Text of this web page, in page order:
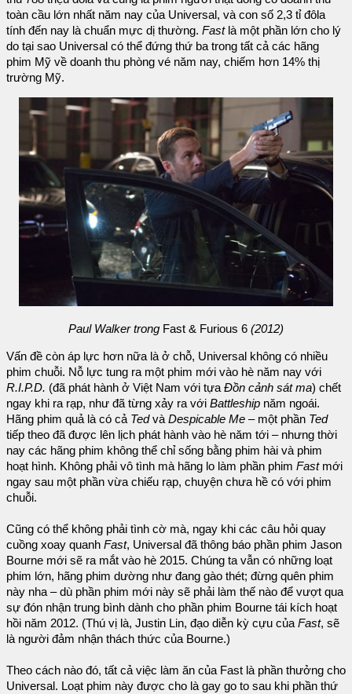
toàn cầu lớn nhất năm nay của Universal, và con số 2,3 tỉ đôla
tính đến nay là chuẩn mực dị thường. Fast là một phần lớn cho lý
do tại sao Universal có thể đứng thứ ba trong tất cả các hãng
phim Mỹ về doanh thu phòng vé năm nay, chiếm hơn 14% thị
trường Mỹ.
Paul Walker trong Fast & Furious 6 (2012)
Vấn đề còn áp lực hơn nữa là ở chỗ, Universal không có nhiều
phim chuỗi. Nỗ lực tung ra một phim mới vào hè năm nay với
R.I.P.D. (đã phát hành ở Việt Nam với tựa Đồn cảnh sát ma) chết
ngay khi ra rạp, như đã từng xảy ra với Battleship năm ngoái.
Hãng phim quả là có cả Tedvà Despicable Me – một phần Ted
tiếp theo đã được lên lịch phát hành vào hè năm tới – nhưng thời
nay các hãng phim không thể chỉ sống bằng phim hài và phim
hoạt hình. Không phải vô tình mà hãng lo làm phần phim Fast mới
ngay sau một phần vừa chiếu rạp, chuyện chưa hề có với phim
chuỗi.
Cũng có thể không phải tình cờ mà, ngay khi các câu hỏi quay
cuồng xoay quanh Fast, Universal đã thông báo phần phim Jason
Bourne mới sẽ ra mắt vào hè 2015. Chúng ta vẫn có những loạt
phim lớn, hãng phim dường như đang gào thét; đừng quên phim
này nha – dù phần phim mới này sẽ phải làm thế nào để vượt qua
sự đón nhận trung bình dành cho phần phim Bourne tái kích hoạt
hồi năm 2012. (Thú vị là, Justin Lin, đạo diễn kỳ cựu của Fast, sẽ
là người đảm nhận thách thức của Bourne.)
Theo cách nào đó, tất cả việc làm ăn của Fast là phần thưởng cho
Universal. Loạt phim này được cho là gay go to sau khi phần thứ